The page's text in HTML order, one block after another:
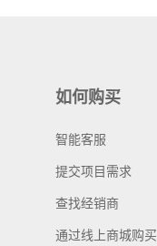
如何购买
智能客服
提交项目需求
查找经销商
通过线上商城购买